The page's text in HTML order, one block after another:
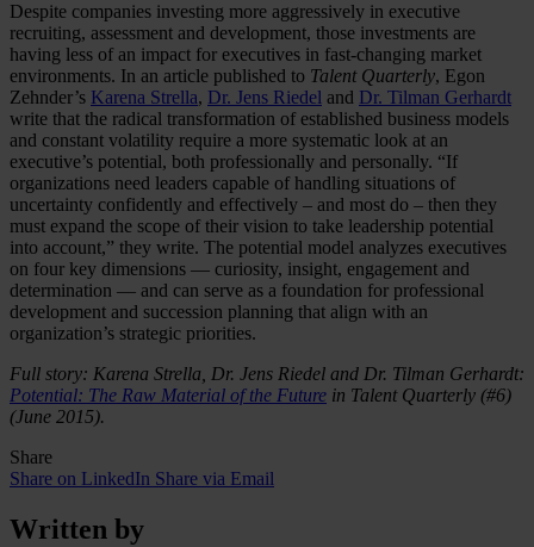
Despite companies investing more aggressively in executive
recruiting, assessment and development, those investments are
having less of an impact for executives in fast-changing market
environments. In an article published to Talent Quarterly, Egon
Zehnder’s Karena Strella, Dr. Jens Riedel and Dr. Tilman Gerhardt
write that the radical transformation of established business models
and constant volatility require a more systematic look at an
executive’s potential, both professionally and personally. “If
organizations need leaders capable of handling situations of
uncertainty confidently and effectively – and most do – then they
must expand the scope of their vision to take leadership potential
into account,” they write. The potential model analyzes executives
on four key dimensions — curiosity, insight, engagement and
determination — and can serve as a foundation for professional
development and succession planning that align with an
organization’s strategic priorities.
Full story: Karena Strella, Dr. Jens Riedel and Dr. Tilman Gerhardt:
Potential: The Raw Material of the Future in Talent Quarterly (#6)
(June 2015).
Share
Share on LinkedIn Share via Email
Written by